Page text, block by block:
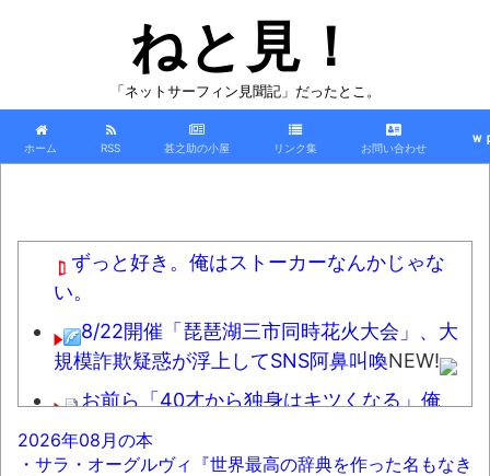
ねと見！
「ネットサーフィン見聞記」だったとこ。
ホーム RSS 甚之助の小屋 リンク集 お問い合わせ
ｗ
ずっと好き。俺はストーカーなんかじゃな
い。
8/22開催「琵琶湖三市同時花火大会」、大
規模詐欺疑惑が浮上してSNS阿鼻叫喚NEW!
お前ら「40才から独身はキツくなる」俺
(22)「ウソつけ、独身楽しいだろｗ」→俺(45)
現在「…」NEW!
2026年08月の本
・サラ・オーグルヴィ『世界最高の辞典を作った名もなき